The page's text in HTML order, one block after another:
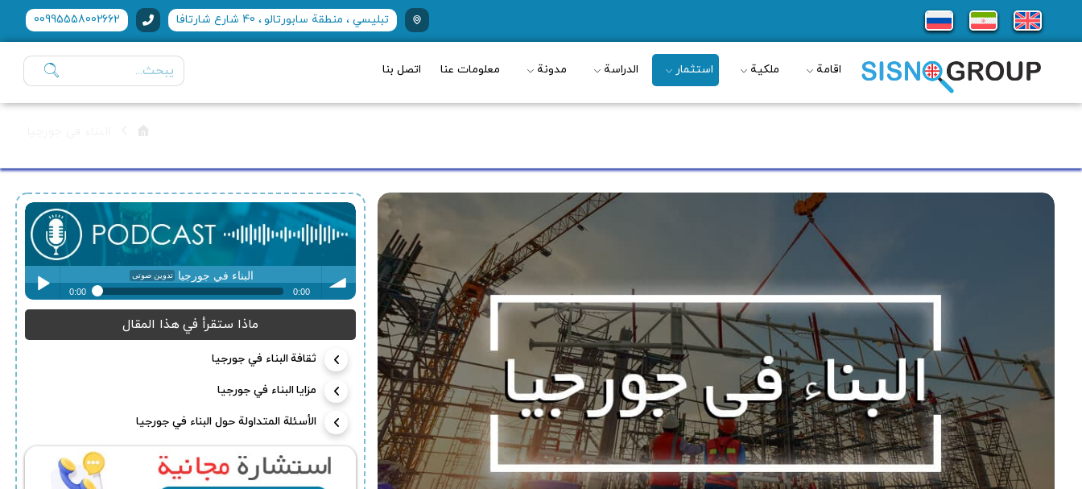
00995558002662 تبليسي ، منطقة سابورتالو ، 40 شارع شارتافا
اقامة ملكية استثمار الدراسة مدونة معلومات عنا اتصل بنا
pause
البناء في جورجيا تدوین صوتی
0:00 0:00
e
ماذا ستقرأ في هذا المقال
ثقافة البناء في جورجيا
مزايا البناء في جورجيا
الأسئلة المتداولة حول البناء في جورجيا